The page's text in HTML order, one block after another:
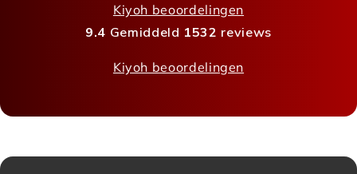
Kiyoh beoordelingen
9.4 Gemiddeld 1532 reviews
Kiyoh beoordelingen